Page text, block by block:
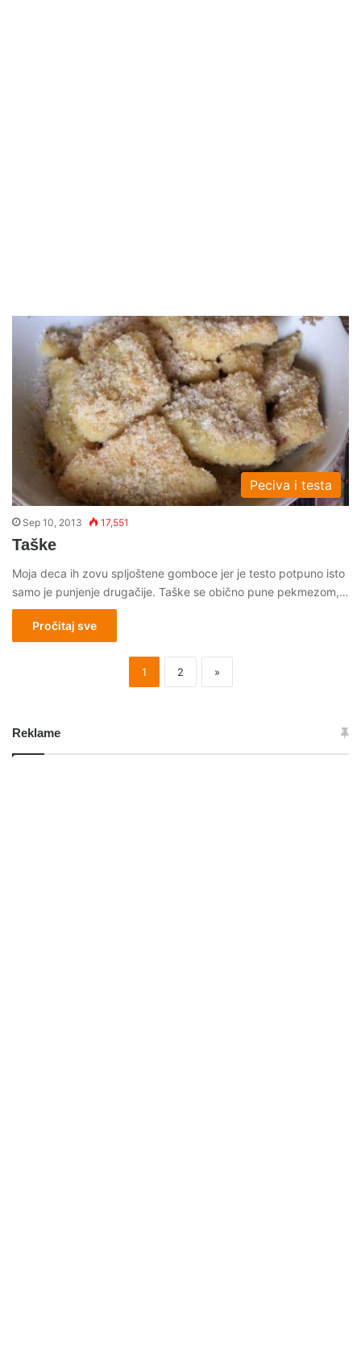
Peciva i testa
Sep 10, 2013 17,551
Taške
Moja deca ih zovu spljoštene gomboce jer je testo potpuno isto
samo je punjenje drugačije. Taške se obično pune pekmezom,…
Pročitaj sve
1 2 »
Reklame